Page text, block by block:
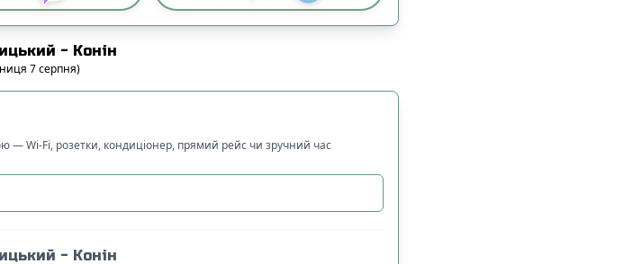
- Конін
7серпня)
— Wi-Fi, розетки, кондиціонер, прямий рейс чи зручний час
- Конін